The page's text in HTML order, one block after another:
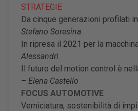
STRATEGIE
Da cinque generazioni profilati
Stefano Soresina
In ripresa il 2021 per la
Alessandri
Il futuro del motion control è
– Elena Castello
FOCUS AUTOMOTIVE
Verniciatura, sostenibilità di